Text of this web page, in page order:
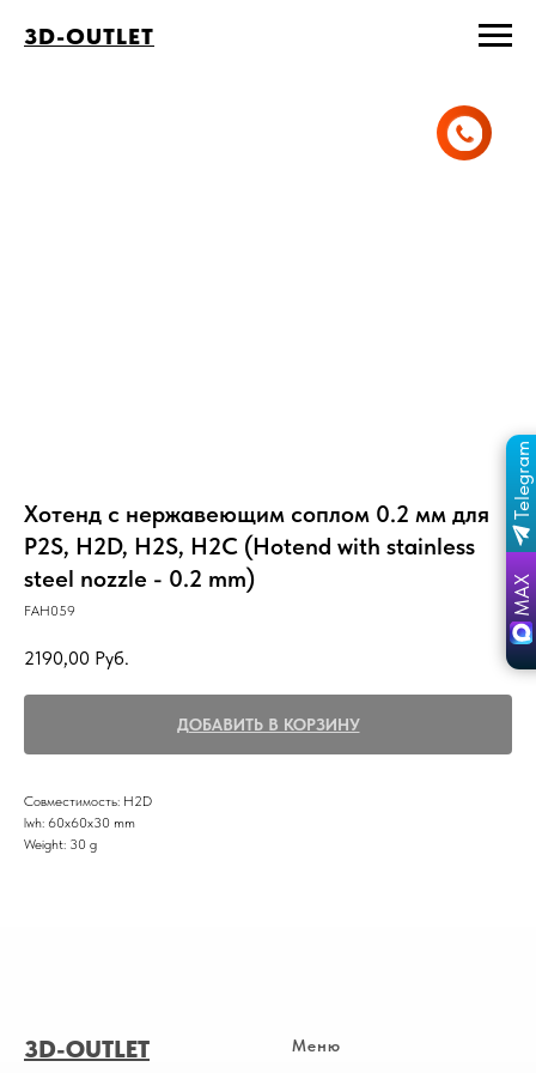
3D-OUTLET
Хотенд с нержавеющим соплом 0.2 мм для
P2S, H2D, H2S, H2C (Hotend with stainless
steel nozzle - 0.2 mm)
FAH059
2190,00 Руб.
ДОБАВИТЬ В КОРЗИНУ
Совместимость: H2D
lwh: 60x60x30 mm
Weight: 30 g
3D-OUTLET Меню